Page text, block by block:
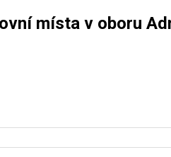
místa v oboru